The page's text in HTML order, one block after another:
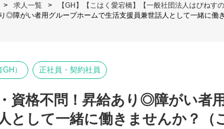
求人一覧
【GH】【こはく愛宕橋】【一般社団法人はぴねすの
◎障がい者用グループホームで生活支援員兼世話人として一緒に働
） 正社員・契約社員
・資格不問！昇給あり◎障がい者
として一緒に働きませんか？（